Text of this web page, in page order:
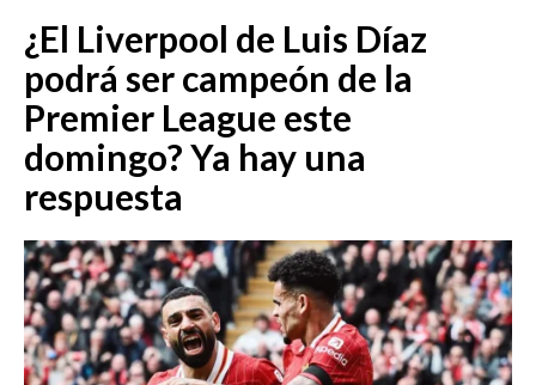
EMISIÓN 7:00 PM
¿El Liverpool de Luis Díaz
podrá ser campeón de la
Premier League este
domingo? Ya hay una
respuesta